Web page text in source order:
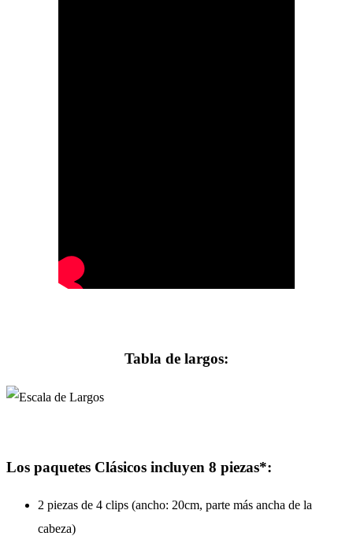
Tabla de largos:
Los paquetes Clásicos incluyen 8 piezas*:
2 piezas de 4 clips (ancho: 20cm, parte más ancha de la
cabeza)